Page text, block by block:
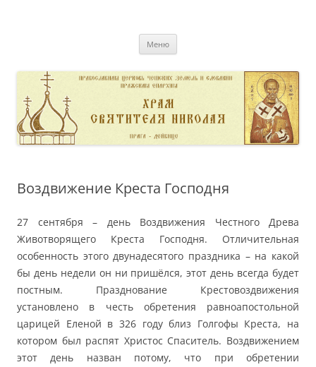
Меню
Воздвижение Креста Господня
27 сентября – день Воздвижения Честного Древа
Животворящего Креста Господня. Отличительная
особенность этого двунадесятого праздника – на какой
бы день недели он ни пришёлся, этот день всегда будет
постным. Празднование Крестовоздвижения
установлено в честь обретения равноапостольной
царицей Еленой в 326 году близ Голгофы Креста, на
котором был распят Христос Спаситель. Воздвижением
этот день назван потому, что при обретении